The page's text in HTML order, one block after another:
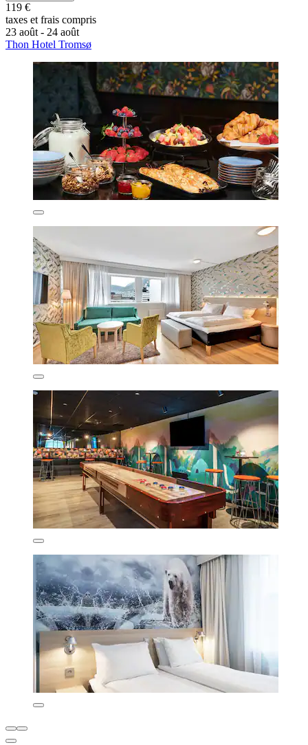
119 €
taxes et frais compris
23 août - 24 août
Thon Hotel Tromsø